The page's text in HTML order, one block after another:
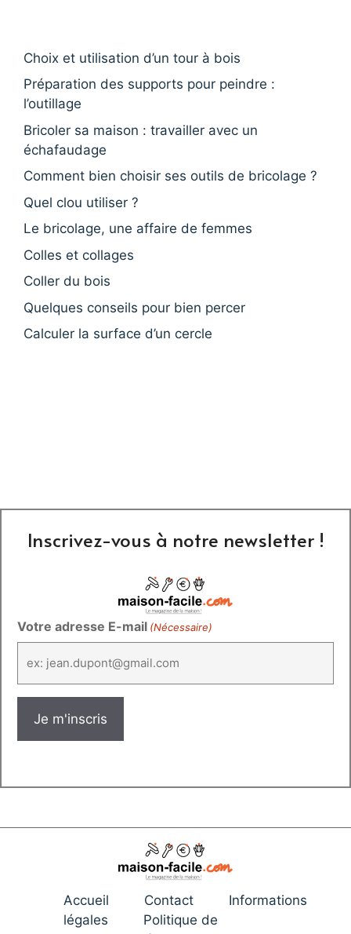
Choix et utilisation d’un tour à bois
Préparation des supports pour peindre :
l’outillage
Bricoler sa maison : travailler avec un
échafaudage
Comment bien choisir ses outils de bricolage ?
Quel clou utiliser ?
Le bricolage, une affaire de femmes
Colles et collages
Coller du bois
Quelques conseils pour bien percer
Calculer la surface d’un cercle
Inscrivez-vous à notre newsletter !
Votre adresse E-mail (Nécessaire)
Accueil Contact
Informations
légales
Politique de